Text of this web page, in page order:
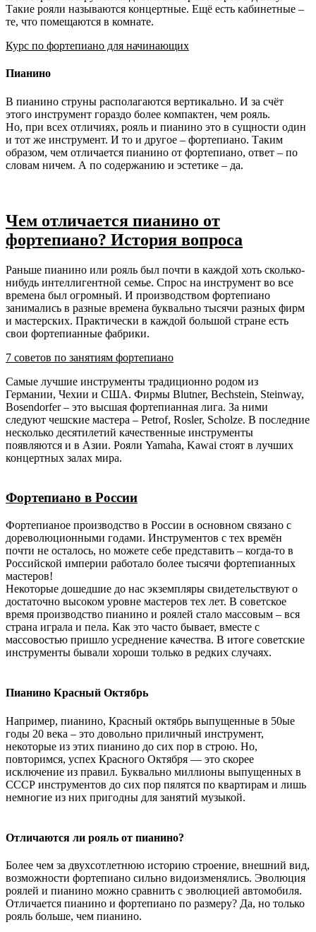
Такие рояли называются концертные. Ещё есть кабинетные –
те, что помещаются в комнате.
Курс по фортепиано для начинающих
Пианино
В пианино струны располагаются вертикально. И за счёт
этого инструмент гораздо более компактен, чем рояль.
Но, при всех отличиях, рояль и пианино это в сущности один
и тот же инструмент. И то и другое – фортепиано. Таким
образом, чем отличается пианино от фортепиано, ответ – по
словам ничем. А по содержанию и эстетике – да.
Чем отличается пианино от
фортепиано? История вопроса
Раньше пианино или рояль был почти в каждой хоть сколько-
нибудь интеллигентной семье. Спрос на инструмент во все
времена был огромный. И производством фортепиано
занимались в разные времена буквально тысячи разных фирм
и мастерских. Практически в каждой большой стране есть
свои фортепианные фабрики.
7 советов по занятиям фортепиано
Самые лучшие инструменты традиционно родом из
Германии, Чехии и США. Фирмы Blutner, Bechstein, Steinway,
Bosendorfer – это высшая фортепианная лига. За ними
следуют чешские мастера – Petrof, Rosler, Scholze. В последние
несколько десятилетий качественные инструменты
появляются и в Азии. Рояли Yamaha, Kawai стоят в лучших
концертных залах мира.
Фортепиано в России
Фортепианое производство в России в основном связано с
дореволюционными годами. Инструментов с тех времён
почти не осталось, но можете себе представить – когда-то в
Российской империи работало более тысячи фортепианных
мастеров!
Некоторые дошедшие до нас экземпляры свидетельствуют о
достаточно высоком уровне мастеров тех лет. В советское
время производство пианино и роялей стало массовым – вся
страна играла и пела. Как это часто бывает, вместе с
массовостью пришло усреднение качества. В итоге советские
инструменты бывали хороши только в редких случаях.
Пианино Красный Октябрь
Например, пианино, Красный октябрь выпущенные в 50ые
годы 20 века – это довольно приличный инструмент,
некоторые из этих пианино до сих пор в строю. Но,
повторимся, успех Красного Октября — это скорее
исключение из правил. Буквально миллионы выпущенных в
СССР инструментов до сих пор пялятся по квартирам и лишь
немногие из них пригодны для занятий музыкой.
Отличаются ли рояль от пианино?
Более чем за двухсотлетнюю историю строение, внешний вид,
возможности фортепиано сильно видоизменялись. Эволюция
роялей и пианино можно сравнить с эволюцией автомобиля.
Отличается пианино и фортепиано по размеру? Да, но только
рояль больше, чем пианино.